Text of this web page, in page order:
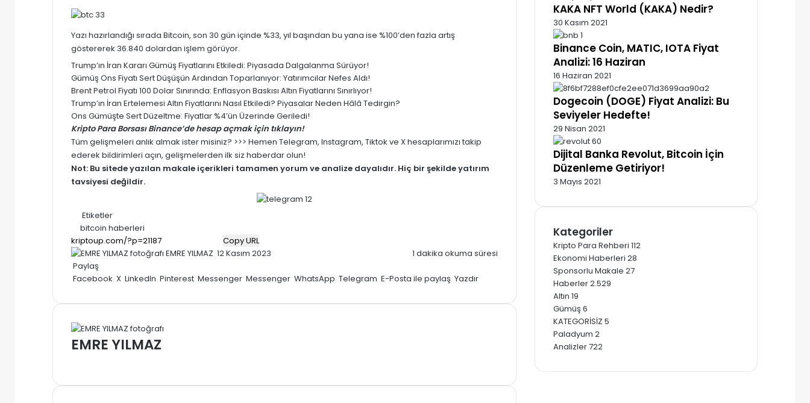
Yazı hazırlandığı sırada Bitcoin, son 30 gün içinde %33, yıl başından bu yana ise %100’den fazla artış
göstererek 36.840 dolardan işlem görüyor.
Trump’ın İran Kararı Gümüş Fiyatlarını Etkiledi: Piyasada Dalgalanma Sürüyor!
Gümüş Ons Fiyatı Sert Düşüşün Ardından Toparlanıyor: Yatırımcılar Nefes Aldı!
Brent Petrol Fiyatı 100 Dolar Sınırında: Enflasyon Baskısı Altın Fiyatlarını Sınırlıyor!
Trump’ın İran Ertelemesi Altın Fiyatlarını Nasıl Etkiledi? Piyasalar Neden Hâlâ Tedirgin?
Ons Gümüşte Sert Düzeltme: Fiyatlar %4’ün Üzerinde Geriledi!
Kripto Para Borsası Binance’de hesap açmak için tıklayın!
Tüm gelişmeleri anlık almak ister misiniz? >>> Hemen Telegram, Instagram, Tiktok ve Xhesaplarımızı takip
ederek bildirimleri açın, gelişmelerden ilk siz haberdar olun!
Not: Bu sitede yazılan makale içerikleri tamamen yorum ve analize dayalıdır. Hiç bir şekilde yatırım
tavsiyesi değildir.
Etiketler
bitcoin haberleri
Copy URL
EMRE YILMAZ Bir
posta
12 Kasım 2023
1 dakika okuma süresi
Paylaş
Facebook X LinkedIn Pinterest Messenger Messenger WhatsApp Telegram E-Posta ile paylaş Yazdır
EMRE YILMAZ
KAKA NFT World (KAKA) Nedir?
30 Kasım 2021
Binance Coin, MATIC, IOTA Fiyat
Analizi: 16 Haziran
16 Haziran 2021
Dogecoin (DOGE) Fiyat Analizi: Bu
Seviyeler Hedefte!
29 Nisan 2021
Dijital Banka Revolut, Bitcoin İçin
Düzenleme Getiriyor!
3 Mayıs 2021
Kategoriler
Kripto Para Rehberi 112
Ekonomi Haberleri 28
Sponsorlu Makale 27
Haberler2.529
Altın 19
Gümüş 6
KATEGORİSİZ 5
Paladyum 2
Analizler722